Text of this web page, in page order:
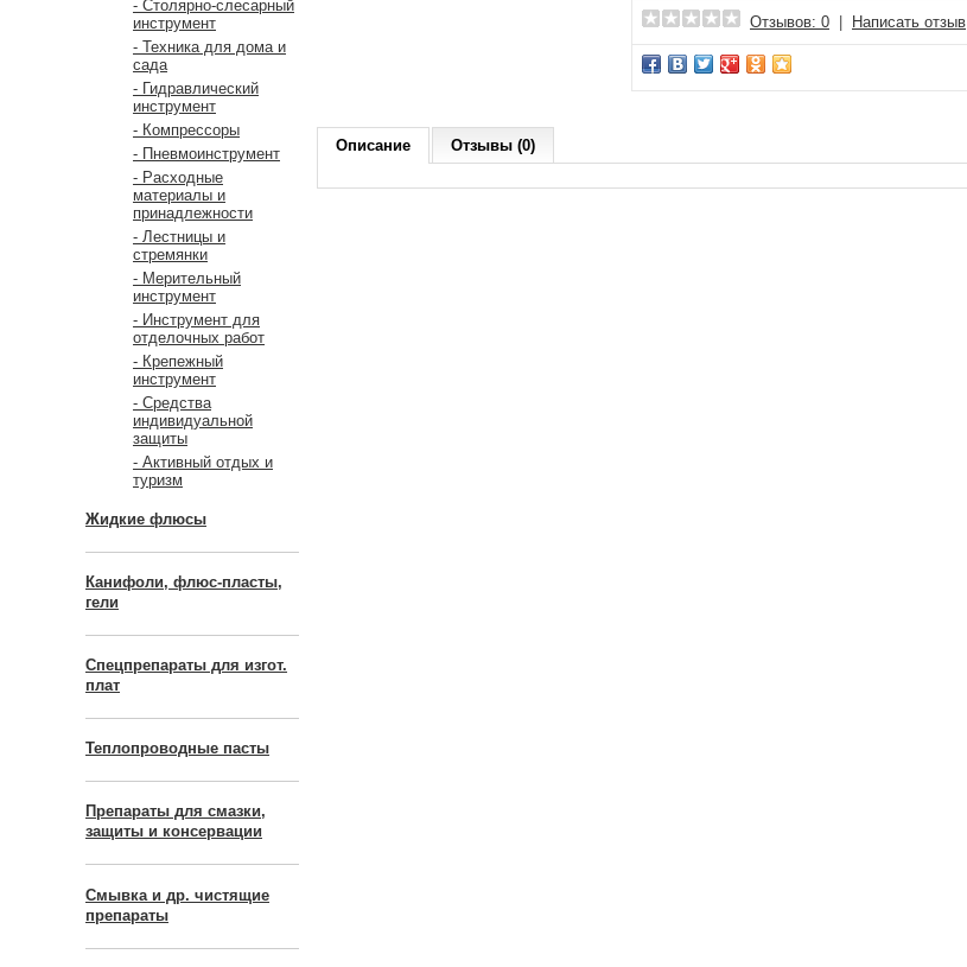
- Столярно-слесарный
инструмент
- Техника для дома и
сада
- Гидравлический
инструмент
- Компрессоры
- Пневмоинструмент
- Расходные
материалы и
принадлежности
- Лестницы и
стремянки
- Мерительный
инструмент
- Инструмент для
отделочных работ
- Крепежный
инструмент
- Средства
индивидуальной
защиты
- Активный отдых и
туризм
Жидкие флюсы
Канифоли, флюс-пласты,
гели
Спецпрепараты для изгот.
плат
Теплопроводные пасты
Препараты для смазки,
защиты и консервации
Смывка и др. чистящие
препараты
Отзывов: 0 Написать отзыв
Описание Отзывы (0)